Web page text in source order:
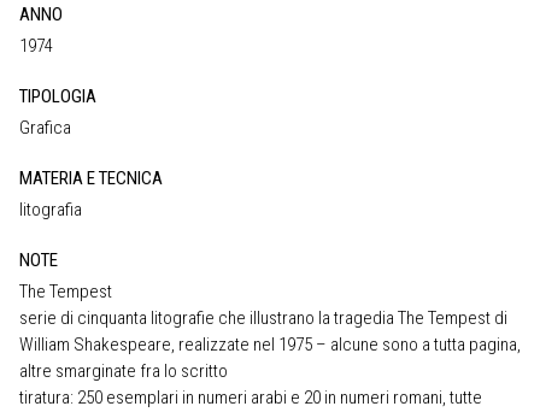
ANNO
1974
TIPOLOGIA
Grafica
MATERIA E TECNICA
litografia
NOTE
The Tempest
serie di cinquanta litografie che illustrano la tragedia The Tempest di
William Shakespeare, realizzate nel 1975 – alcune sono a tutta pagina,
altre smarginate fra lo scritto
tiratura: 250 esemplari in numeri arabi e 20 in numeri romani, tutte